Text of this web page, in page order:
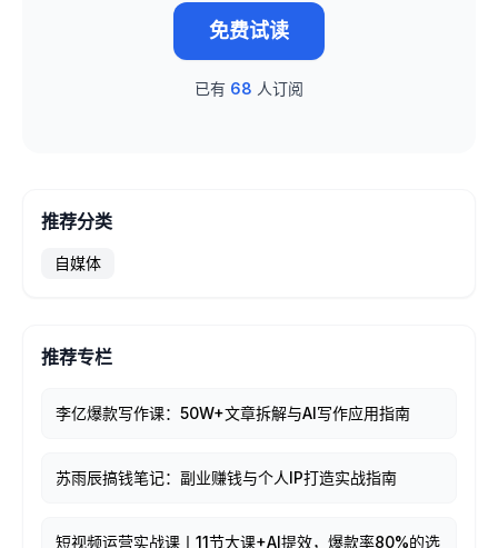
免费试读
已有 68 人订阅
推荐分类
自媒体
推荐专栏
李亿爆款写作课：50W+文章拆解与AI写作应用指南
苏雨辰搞钱笔记：副业赚钱与个人IP打造实战指南
短视频运营实战课丨11节大课+AI提效，爆款率80%的选